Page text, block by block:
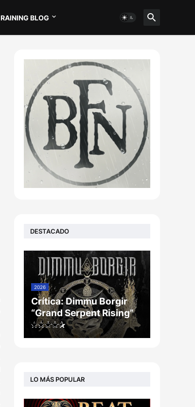
RAINING BLOG
DESTACADO
2026
Crítica: Dimmu Borgir
“Grand Serpent Rising”
LO MÁS POPULAR